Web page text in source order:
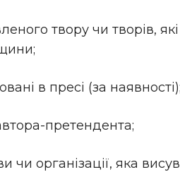
твору чи творів,
в пресі (за наявності);
претендента;
чи організації, яка